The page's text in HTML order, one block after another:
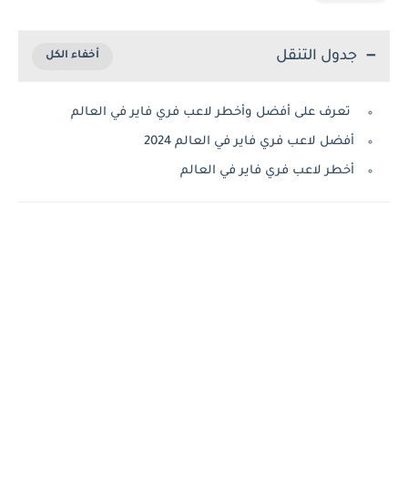
جدول التنقل
تعرف على أفضل وأخطر لاعب فري فاير في العالم
أفضل لاعب فري فاير في العالم 2024
أخطر لاعب فري فاير في العالم